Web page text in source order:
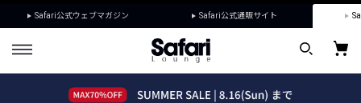
Safari公式ウェブマガジン Safari公式通販サイト